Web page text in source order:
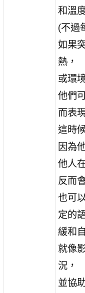
和溫
(不過
如果
熱，
或環
他們
而表
這時
因為
他人
反而
也可
定的
緩和
就像
況，
並協